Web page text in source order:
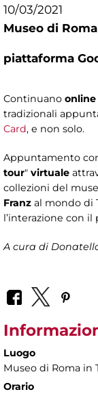
10/03/2021
Museo di
piattaforma
Continuano online
tradizionali
Card, e non solo.
Appuntamento
tour" virtuale
collezioni del
Franz al mondo di
l’interazione con il
A cura di
Luogo
Museo di Roma in
Orario